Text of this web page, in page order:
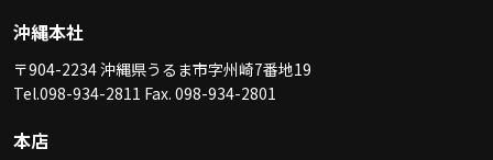
沖縄本社
〒904-2234 沖縄県うるま市字州崎7番地19
Tel.098-934-2811 Fax. 098-934-2801
本店